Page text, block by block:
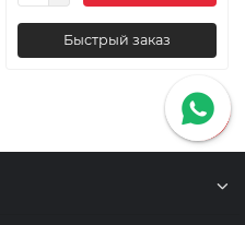
Быстрый заказ